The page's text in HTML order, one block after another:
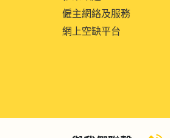
僱主網絡及服務
網上空缺平台